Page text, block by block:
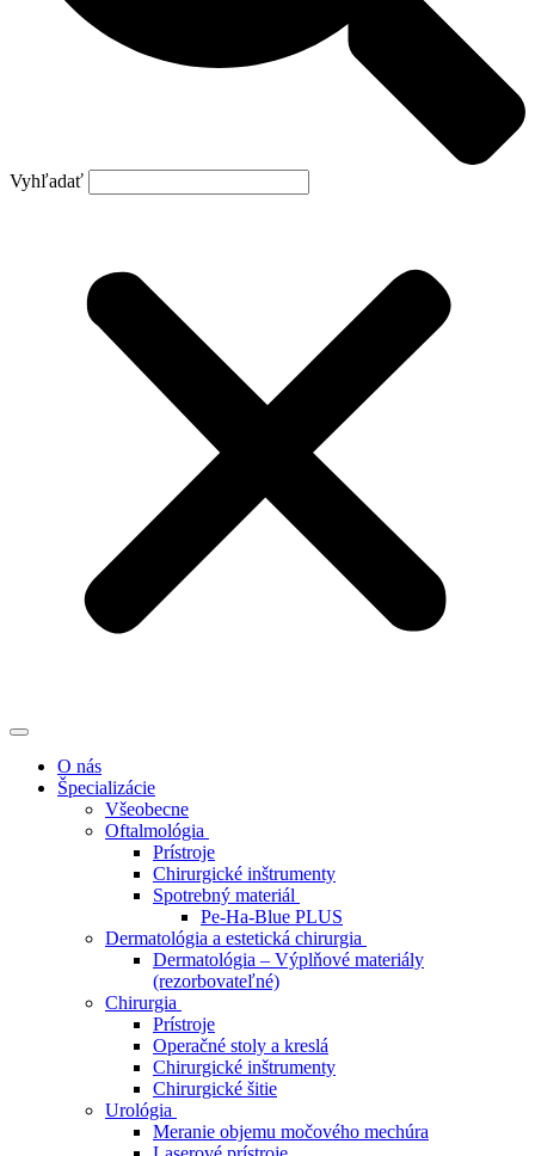
Vyhľadať
O nás
Špecializácie
Všeobecne
Oftalmológia
Prístroje
Chirurgické inštrumenty
Spotrebný materiál
Pe-Ha-Blue PLUS
Dermatológia a estetická chirurgia
Dermatológia – Výplňové materiály
(rezorbovateľné)
Chirurgia
Prístroje
Operačné stoly a kreslá
Chirurgické inštrumenty
Chirurgické šitie
Urológia
Meranie objemu močového mechúra